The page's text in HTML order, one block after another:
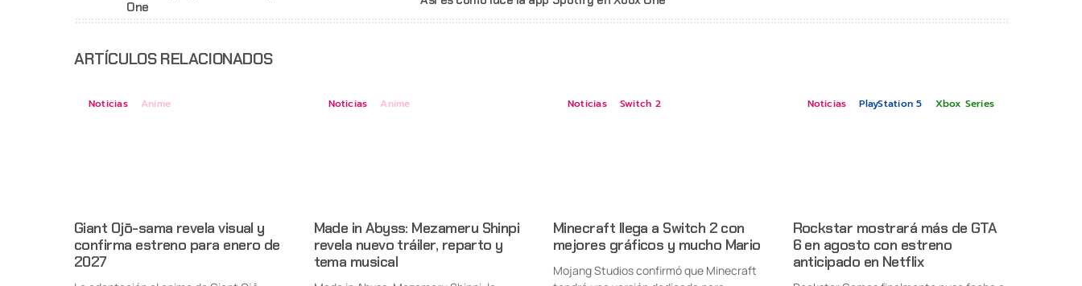
One
ARTÍCULOS RELACIONADOS
Noticias Anime
Giant Ojō-sama revela visual y
confirma estreno para enero de
2027
Noticias Anime
Made in Abyss: Mezameru Shinpi
revela nuevo tráiler, reparto y
tema musical
Noticias Switch 2
Minecraft llega a Switch 2 con
mejores gráficos y mucho Mario
Mojang Studios confirmó que Minecraft
Noticias PlayStation 5 Xbox Series
Rockstar mostrará más de GTA
6 en agosto con estreno
anticipado en Netflix